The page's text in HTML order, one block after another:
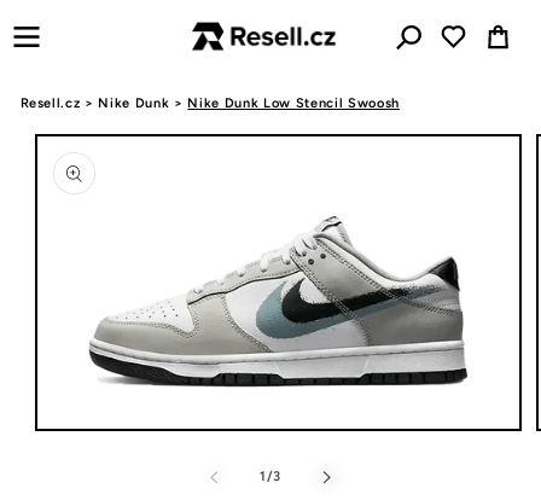
obsahu
Košík
Resell.cz > Nike Dunk > Nike Dunk Low Stencil Swoosh
produktu
1/z3